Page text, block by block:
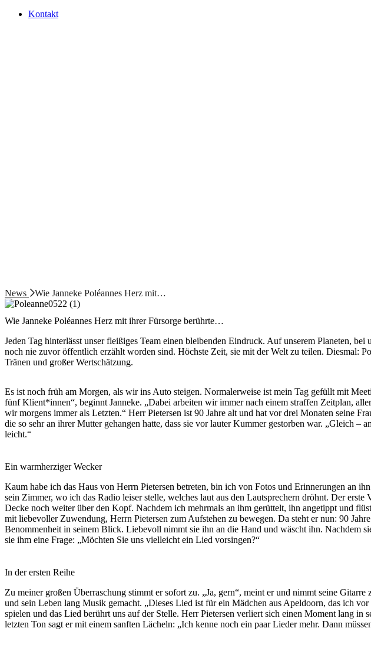
Kontakt
News Wie Janneke Poléannes Herz mit…
Wie Janneke Poléannes Herz mit ihrer Fürsorge berührte…
Jeden Tag hinterlässt unser fleißiges Team einen bleibenden Eindruck. Auf unserem Planeten,
noch nie zuvor öffentlich erzählt worden sind. Höchste Zeit, sie mit der Welt zu teilen. Diesmal:
Tränen und großer Wertschätzung.
Es ist noch früh am Morgen, als wir ins Auto steigen. Normalerweise ist mein Tag gefüllt mit
fünf Klient*innen“, beginnt Janneke. „Dabei arbeiten wir immer nach einem straffen Zeitplan,
wir morgens immer als Letzten.“ Herr Pietersen ist 90 Jahre alt und hat vor drei Monaten seine
die so sehr an ihrer Mutter gehangen hatte, dass sie vor lauter Kummer gestorben war. „Gleich
leicht.“
Ein warmherziger Wecker
Kaum habe ich das Haus von Herrn Pietersen betreten, bin ich von Fotos und Erinnerungen an
sein Zimmer, wo ich das Radio leiser stelle, welches laut aus den Lautsprechern dröhnt. Der
Decke noch weiter über den Kopf. Nachdem ich mehrmals an ihm gerüttelt, ihn angetippt und
mit liebevoller Zuwendung, Herrn Pietersen zum Aufstehen zu bewegen. Da steht er nun: 90
Benommenheit in seinem Blick. Liebevoll nimmt sie ihn an die Hand und wäscht ihn. Nachdem
sie ihm eine Frage: „Möchten Sie uns vielleicht ein Lied vorsingen?“
In der ersten Reihe
Zu meiner großen Überraschung stimmt er sofort zu. „Ja, gern“, meint er und nimmt seine
und sein Leben lang Musik gemacht. „Dieses Lied ist für ein Mädchen aus Apeldoorn, das ich
spielen und das Lied berührt uns auf der Stelle. Herr Pietersen verliert sich einen Moment lang
letzten Ton sagt er mit einem sanften Lächeln: „Ich kenne noch ein paar Lieder mehr. Dann